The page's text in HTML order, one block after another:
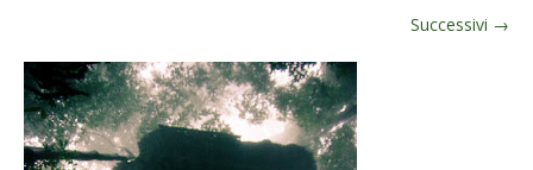
Italiano
German
English
Successivi →